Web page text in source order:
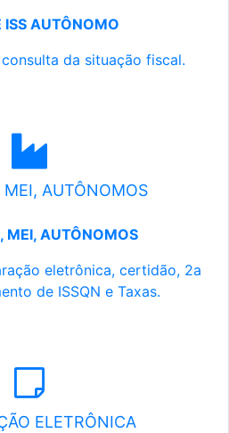
ISS AUTÔNOMO
da situação fiscal.
MEI, AUTÔNOMOS
MEI, AUTÔNOMOS
eletrônica, certidão, 2a
de ISSQN e Taxas.
ELETRÔNICA